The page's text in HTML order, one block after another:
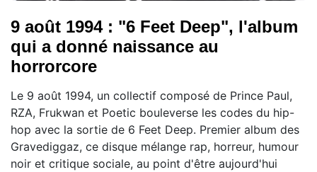
9 août 1994 : "6 Feet Deep", l'album
qui a donné naissance au
horrorcore
Le 9 août 1994, un collectif composé de Prince Paul,
RZA, Frukwan et Poetic bouleverse les codes du hip-
hop avec la sortie de 6 Feet Deep. Premier album des
Gravediggaz, ce disque mélange rap, horreur, humour
noir et critique sociale, au point d'être aujourd'hui